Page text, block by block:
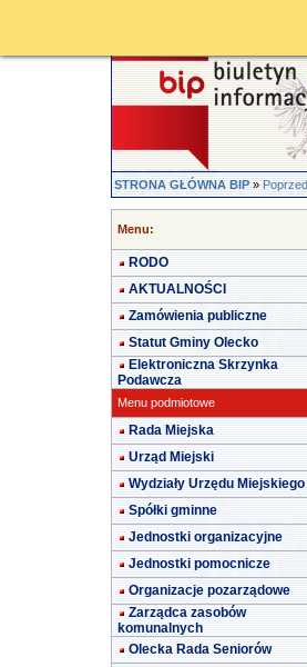
STRONA GŁÓWNA BIP»
Menu:
RODO
AKTUALNOŚCI
Zamówienia publiczne
Statut Gminy Olecko
Elektroniczna Skrzynka
Podawcza
Menu podmiotowe
Rada Miejska
Urząd Miejski
Wydziały Urzędu Miejskiego
Spółki gminne
Jednostki organizacyjne
Jednostki pomocnicze
Organizacje pozarządowe
Zarządca zasobów
komunalnych
Olecka Rada Seniorów